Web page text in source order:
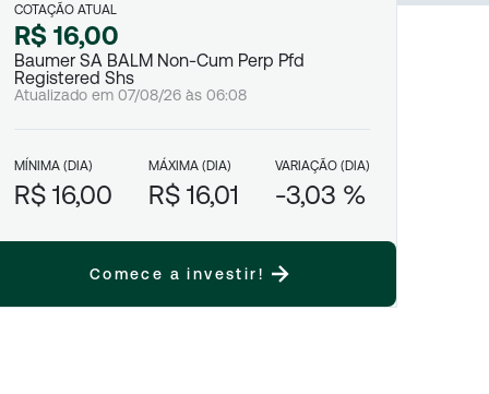
COTAÇÃO ATUAL
R$ 16,00
Baumer SA BALM Non-Cum Perp Pfd
Registered Shs
Atualizado em 07/08/26 às 06:08
MÍNIMA (DIA)
R$ 16,00
MÁXIMA (DIA)
R$ 16,01
VARIAÇÃO (DIA)
-3,03 %
Comece a investir!